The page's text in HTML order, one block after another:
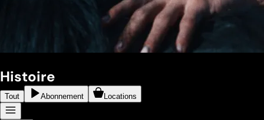
Histoire
Tout Abonnement Locations